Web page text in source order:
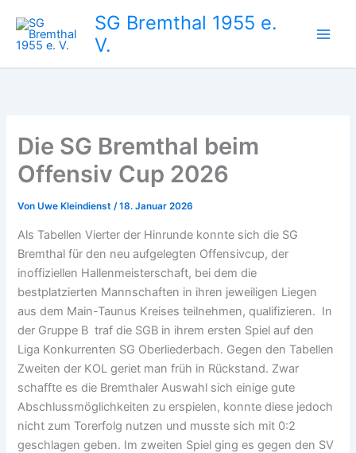
Inhalt
springen
SG Bremthal 1955 e.
V.
Die SG Bremthal beim
Offensiv Cup 2026
VonUwe Kleindienst/18. Januar 2026
Als Tabellen Vierter der Hinrunde konnte sich die SG
Bremthal für den neu aufgelegten Offensivcup, der
inoffiziellen Hallenmeisterschaft, bei dem die
bestplatzierten Mannschaften in ihren jeweiligen Liegen
aus dem Main-Taunus Kreises teilnehmen, qualifizieren. In
der Gruppe B traf die SGB in ihrem ersten Spiel auf den
Liga Konkurrenten SG Oberliederbach. Gegen den Tabellen
Zweiten der KOL geriet man früh in Rückstand. Zwar
schaffte es die Bremthaler Auswahl sich einige gute
Abschlussmöglichkeiten zu erspielen, konnte diese jedoch
nicht zum Torerfolg nutzen und musste sich mit 0:2
geschlagen geben. Im zweiten Spiel ging es gegen den SV